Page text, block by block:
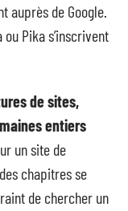
auprès de Google.
Pika s’inscrivent
de sites,
entiers
un site de
chapitres se
de chercher un